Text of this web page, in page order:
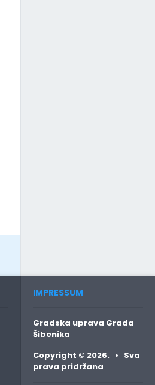
IMPRESSUM
Gradska uprava Grada
Šibenika
Copyright © 2026. • Sva
prava pridržana